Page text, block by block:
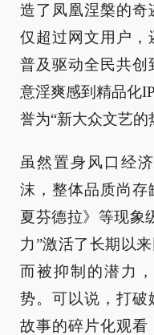
造了凤凰涅槃的奇
仅超过网文用户，
普及驱动全民共创
意淫爽感到精品化
誉为“新大众文艺的
虽然置身风口经
沫，整体品质尚存
夏芬德拉》等现象
力”激活了长期以
而被抑制的潜力
势。可以说，打破
故事的碎片化观看